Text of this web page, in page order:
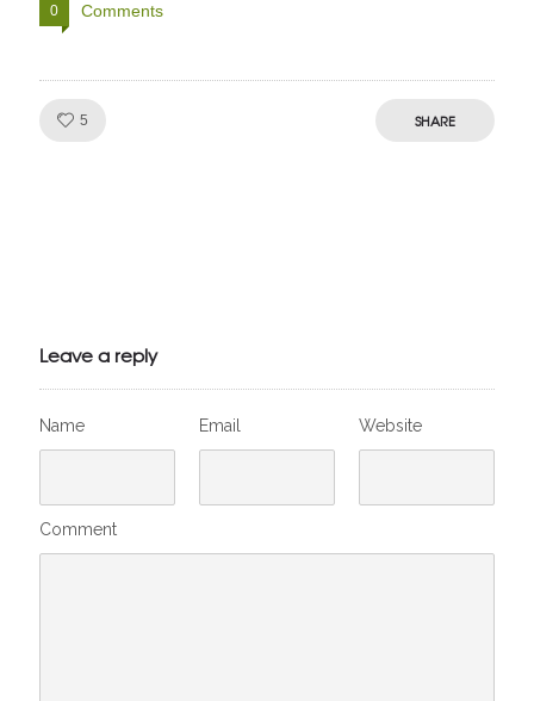
0 Comments
5 SHARE
Leave a reply
Name Email Website
Comment